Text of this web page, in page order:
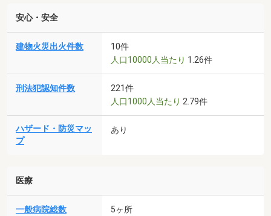
安心・安全
建物火災出火件数
10件
人口10000人当たり 1.26件
刑法犯認知件数
221件
人口1000人当たり 2.79件
ハザード・防災マッ
プ
あり
医療
一般病院総数 5ヶ所